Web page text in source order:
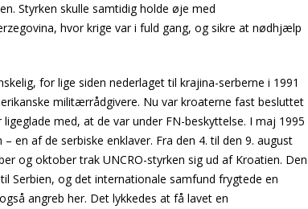
Styrken skulle samtidig holde øje med
hvor krige var i fuld gang, og sikre at nødhjælp
for lige siden nederlaget til krajina-serberne i 1991
militærrådgivere. Nu var kroaterne fast besluttet
med, at de var under FN-beskyttelse. I maj 1995
en af de serbiske enklaver. Fra den 4. til den 9. august
og oktober trak UNCRO-styrken sig ud af Kroatien. Den
Serbien, og det internationale samfund frygtede en
angreb her. Det lykkedes at få lavet en